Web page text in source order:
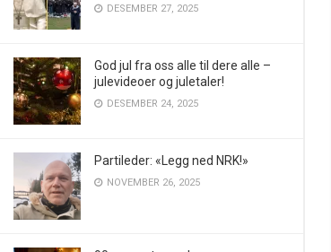
DESEMBER 27, 2025
God jul fra oss alle til dere alle –
julevideoer og juletaler!
DESEMBER 24, 2025
Partileder: «Legg ned NRK!»
NOVEMBER 26, 2025